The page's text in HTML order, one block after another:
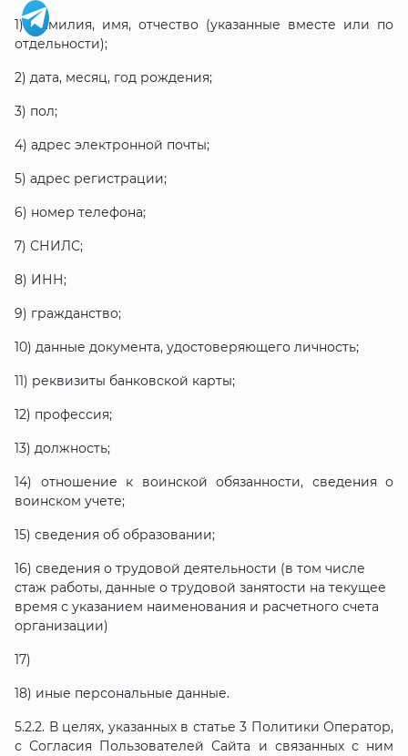
1) фамилия, имя, отчество (указанные вместе или по
отдельности);
2) дата, месяц, год рождения;
3) пол;
4) адрес электронной почты;
5) адрес регистрации;
6) номер телефона;
7) СНИЛС;
8) ИНН;
9) гражданство;
10) данные документа, удостоверяющего личность;
11) реквизиты банковской карты;
12) профессия;
13) должность;
14) отношение к воинской обязанности, сведения о
воинском учете;
15) сведения об образовании;
16) сведения о трудовой деятельности (в том числе
стаж работы, данные о трудовой занятости на текущее
время с указанием наименования и расчетного счета
организации)
17)
18) иные персональные данные.
5.2.2. В целях, указанных в статье 3 Политики Оператор,
с Согласия Пользователей Сайта и связанных с ним